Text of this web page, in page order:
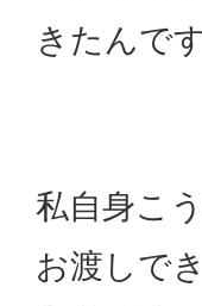
きたんで
私自身こ
お渡しで